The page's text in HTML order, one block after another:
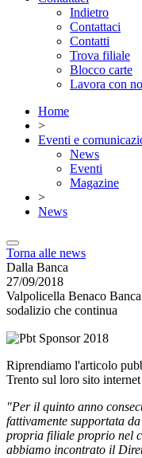
Indietro
Contattaci
Contatti
Trova filiale
Blocco carte
Lavora con
Home
>
Eventi e
News
Eventi
Magazine
>
News
Torna alle news
Dalla Banca
27/09/2018
Valpolicella Benaco
sodalizio che continua
Riprendiamo l'articolo
Trento sul loro sito internet
"Per il quinto anno
fattivamente supportata
propria filiale proprio nel
abbiamo incontrato il